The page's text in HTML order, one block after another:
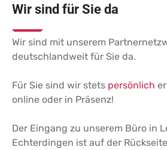
Wir sind für Sie da
Wir sind mit unserem
deutschlandweit für Sie da.
Für Sie sind wir stets persönlich
online oder in Präsenz!
Der Eingang zu unserem Büro in
Echterdingen ist auf der